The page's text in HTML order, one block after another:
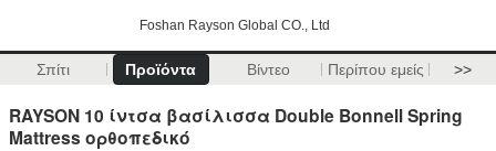
Foshan Rayson Global CO., Ltd
Σπίτι Προϊόντα Βίντεο Περίπου εμείς >>
RAYSON 10 ίντσα βασίλισσα Double Bonnell Spring
Mattress ορθοπεδικό